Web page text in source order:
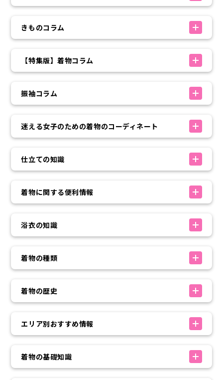
きものコラム
【特集版】着物コラム
振袖コラム
迷える女子のための着物のコーディネート
仕立ての知識
着物に関する便利情報
浴衣の知識
着物の種類
着物の歴史
エリア別おすすめ情報
着物の基礎知識